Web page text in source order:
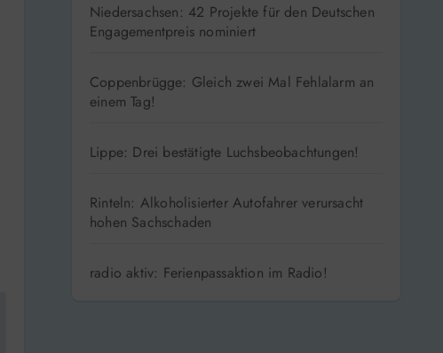
Niedersachsen: 42 Projekte für den Deutschen
Engagementpreis nominiert
Coppenbrügge: Gleich zwei Mal Fehlalarm an
einem Tag!
Lippe: Drei bestätigte Luchsbeobachtungen!
Rinteln: Alkoholisierter Autofahrer verursacht
hohen Sachschaden
radio aktiv: Ferienpassaktion im Radio!